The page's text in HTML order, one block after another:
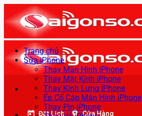
qua
nội
dung
Đặt Lịch Cửa Hàng
Trang chủ
Sửa iPhone
Thay Màn Hình iPhone
Thay Mặt Kính iPhone
Thay Kính Lưng iPhone
Ép Cổ Cáp Màn Hình iPhone
Thay Pin iPhone